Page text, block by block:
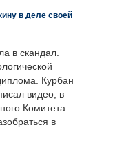
в деле своей
в скандал.
Курбан
видео, в
Комитета
в